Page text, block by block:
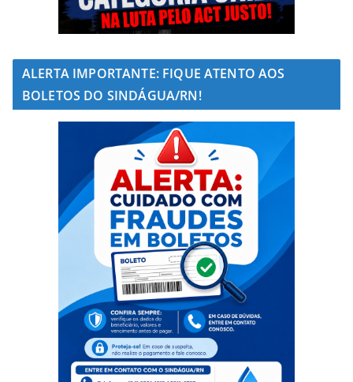
ALERTA IMPORTANTE: FIQUE ATENTO AOS
BOLETOS DO SINDÁGUA/RN!